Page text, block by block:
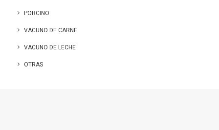
PORCINO
VACUNO DE CARNE
VACUNO DE LECHE
OTRAS